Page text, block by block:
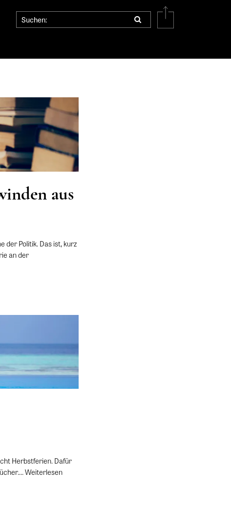
aus
der Politik. Das ist, kurz
an der
Herbstferien. Dafür
Weiterlesen